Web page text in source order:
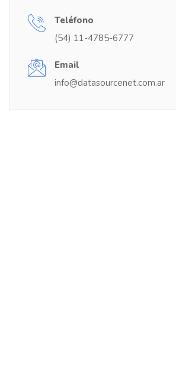
Teléfono
(54) 11-4785-6777
Email
info@datasourcenet.com.ar